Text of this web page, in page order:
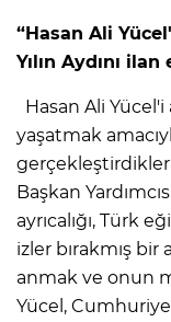
“Hasan Ali
Yılın Aydını
Hasan Ali
yaşatmak
Başkan
ayrıcalığı, Türk
izler bırakmış
anmak ve onun
Yücel,